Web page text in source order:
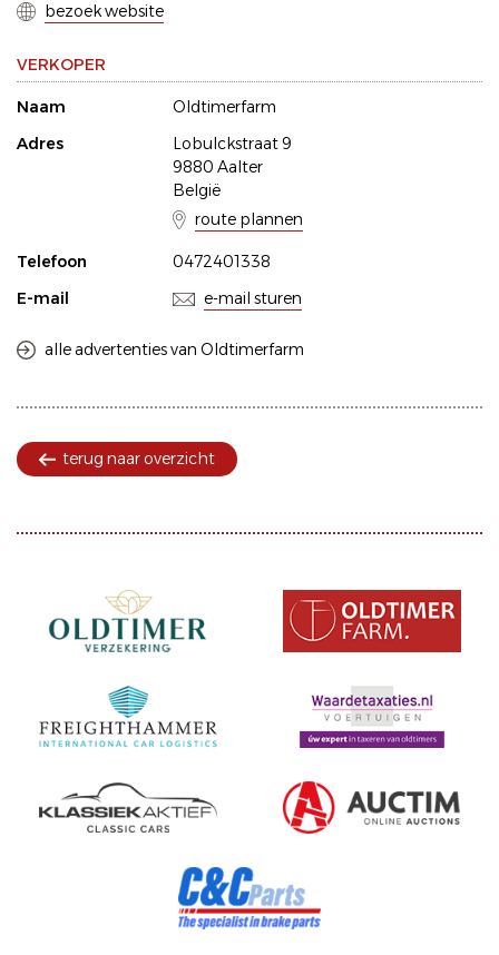
bezoek website
VERKOPER
Naam
Oldtimerfarm
Adres
Lobulckstraat 9
9880 Aalter
België
route plannen
Telefoon
0472401338
E-mail
e-mail sturen
alle advertenties van Oldtimerfarm
terug naar overzicht